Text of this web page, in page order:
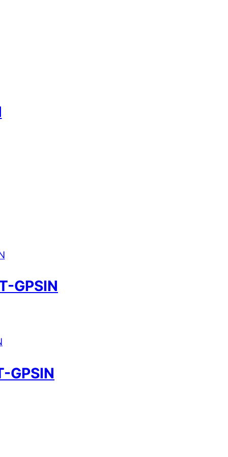
GPSIN